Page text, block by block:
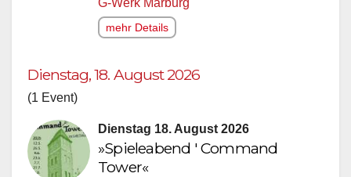
G-Werk Marburg
mehr Details
Dienstag, 18. August 2026
(1 Event)
Dienstag 18. August 2026
»Spieleabend ' Command
Tower«